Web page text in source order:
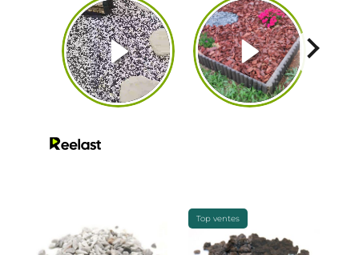
Top ventes